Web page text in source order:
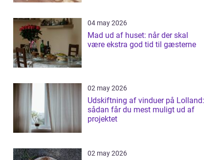
04 may 2026
Mad ud af huset: når der skal
være ekstra god tid til gæsterne
02 may 2026
Udskiftning af vinduer på Lolland:
sådan får du mest muligt ud af
projektet
02 may 2026